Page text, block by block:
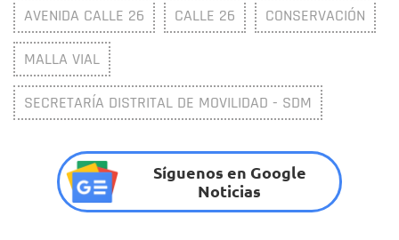
AVENIDA CALLE 26 CALLE 26 CONSERVACIÓN
MALLA VIAL
SECRETARÍA DISTRITAL DE MOVILIDAD - SDM
Síguenos en Google
Noticias